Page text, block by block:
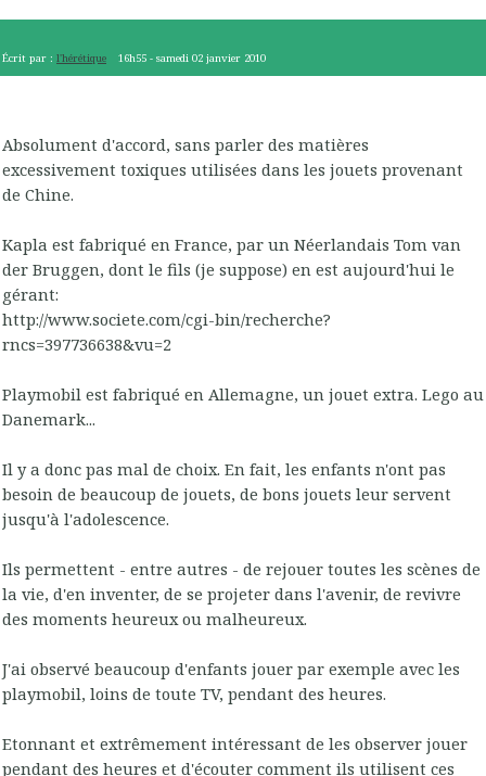
Écrit par : l'hérétique 16h55 -samedi 02 janvier 2010
Absolument d'accord, sans parler des matières
excessivement toxiques utilisées dans les jouets provenant
de Chine.
Kapla est fabriqué en France, par un Néerlandais Tom van
der Bruggen, dont le fils (je suppose) en est aujourd'hui le
gérant:
http://www.societe.com/cgi-bin/recherche?
rncs=397736638&vu=2
Playmobil est fabriqué en Allemagne, un jouet extra. Lego au
Danemark...
Il y a donc pas mal de choix. En fait, les enfants n'ont pas
besoin de beaucoup de jouets, de bons jouets leur servent
jusqu'à l'adolescence.
Ils permettent - entre autres - de rejouer toutes les scènes de
la vie, d'en inventer, de se projeter dans l'avenir, de revivre
des moments heureux ou malheureux.
J'ai observé beaucoup d'enfants jouer par exemple avec les
playmobil, loins de toute TV, pendant des heures.
Etonnant et extrêmement intéressant de les observer jouer
pendant des heures et d'écouter comment ils utilisent ces